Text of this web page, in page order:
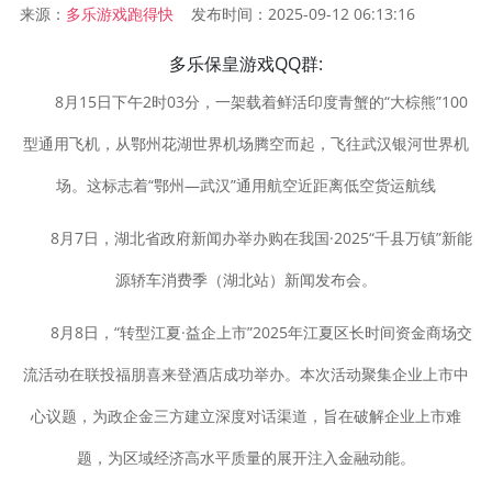
来源： 多乐游戏跑得快发布时间：2025-09-12 06:13:16
多乐保皇游戏QQ群:
8月15日下午2时03分，一架载着鲜活印度青蟹的“大棕熊”100
型通用飞机，从鄂州花湖世界机场腾空而起，飞往武汉银河世界机
场。这标志着“鄂州—武汉”通用航空近距离低空货运航线
8月7日，湖北省政府新闻办举办购在我国·2025“千县万镇”新能
源轿车消费季（湖北站）新闻发布会。
8月8日，“转型江夏·益企上市”2025年江夏区长时间资金商场交
流活动在联投福朋喜来登酒店成功举办。本次活动聚集企业上市中
心议题，为政企金三方建立深度对话渠道，旨在破解企业上市难
题，为区域经济高水平质量的展开注入金融动能。